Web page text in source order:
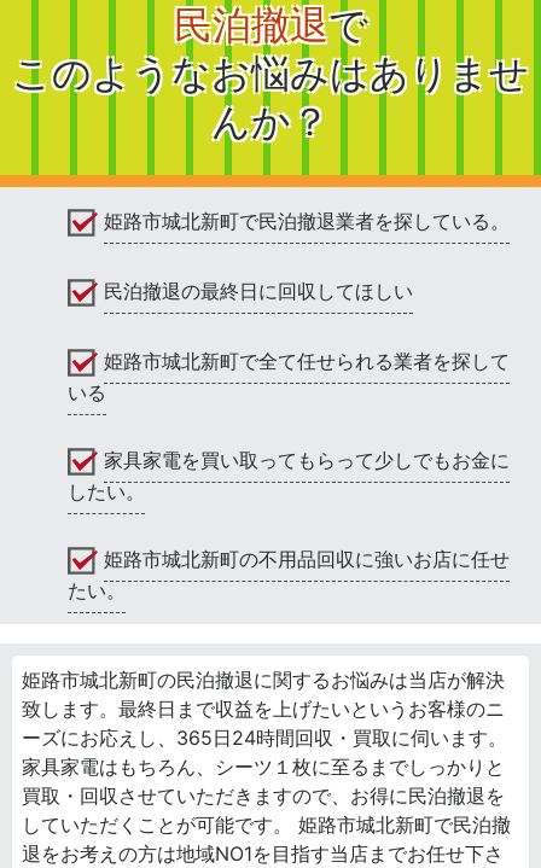
民泊撤退で
このようなお悩みはありませ
んか？
姫路市城北新町で民泊撤退業者を探している。
民泊撤退の最終日に回収してほしい
姫路市城北新町で全て任せられる業者を探して
いる
家具家電を買い取ってもらって少しでもお金に
したい。
姫路市城北新町の不用品回収に強いお店に任せ
たい。
姫路市城北新町の民泊撤退に関するお悩みは当店が解決
致します。最終日まで収益を上げたいというお客様のニ
ーズにお応えし、365日24時間回収・買取に伺います。
家具家電はもちろん、シーツ１枚に至るまでしっかりと
買取・回収させていただきますので、お得に民泊撤退を
していただくことが可能です。 姫路市城北新町で民泊撤
退をお考えの方は地域NO1を目指す当店までお任せ下さ